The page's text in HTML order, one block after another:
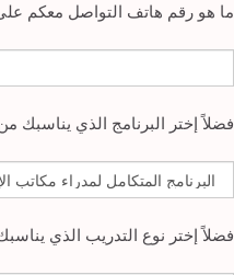
ما هو رقم هاتف التواصل معكم
فضلاً إختر البرنامج الذي يناسبك
فضلاً إختر نوع التدريب الذي